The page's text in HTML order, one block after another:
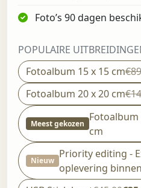
Foto’s 90 dagen
POPULAIRE
Fotoalbum 15 x 15 cm
Fotoalbum 20 x 20 cm
Meest gekozen
Fotoalbum
cm
Nieuw
Priority editing -
oplevering